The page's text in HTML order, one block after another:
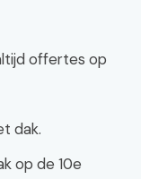
offertes op
dak.
op de 10e